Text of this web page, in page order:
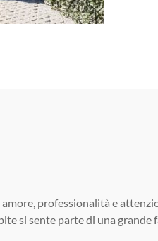
professionalità e
si sente parte di una grande